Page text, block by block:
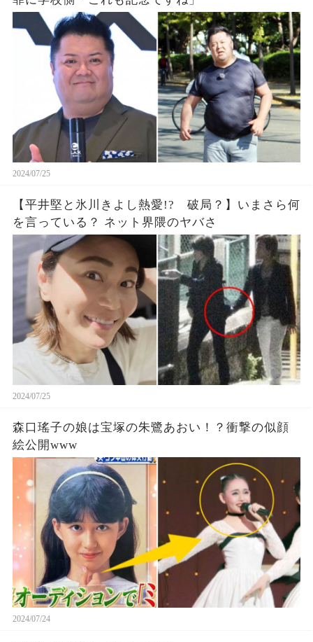
2024/07/25
【平井堅と氷川きよし熱愛!? 破局？】いまさら何
を言っている？ ネット界隈のヤバさ
2024/07/25
森口瑤子の娘は宝塚の朱鷺あおい！？衝撃の似顔
絵公開www
2024/07/24